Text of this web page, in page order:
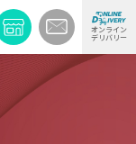
オンライン
デリバリー